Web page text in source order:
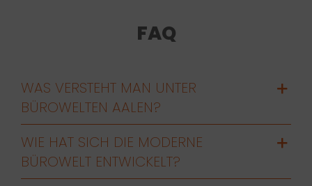
FAQ
WAS VERSTEHT MAN UNTER
BÜROWELTEN AALEN?
WIE HAT SICH DIE MODERNE
BÜROWELT ENTWICKELT?